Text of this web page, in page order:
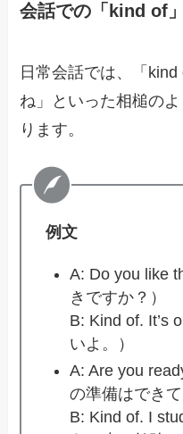
会話での「kind of
日常会話では、「
ね」といった相槌の
ります。
例文
A: Do you like
きですか？）
B: Kind of. It’s
いよ。）
A: Are you
の準備はできて
B: Kind of. I